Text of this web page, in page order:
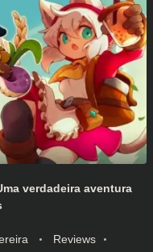
verdadeira aventura
Reviews